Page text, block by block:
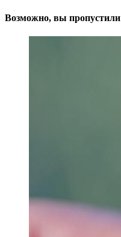
Возможно, вы пропустили